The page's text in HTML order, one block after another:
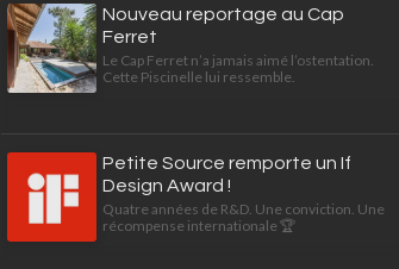
Nouveau reportage au Cap
Ferret
Le Cap Ferret n’a jamais aimé l’ostentation.
Cette Piscinelle lui ressemble.
Petite Source remporte un If
Design Award !
Quatre années de R&D. Une conviction. Une
récompense internationale 🏆